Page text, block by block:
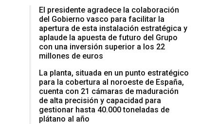
El presidente agradece la colaboración
del Gobierno vasco para facilitar la
apertura de esta instalación estratégica y
aplaude la apuesta de futuro del Grupo
con una inversión superior a los 22
millones de euros
La planta, situada en un punto estratégico
para la cobertura al noroeste de España,
cuenta con 21 cámaras de maduración
de alta precisión y capacidad para
gestionar hasta 40.000 toneladas de
plátano al año